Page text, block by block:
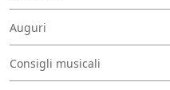
Auguri
Consigli musicali